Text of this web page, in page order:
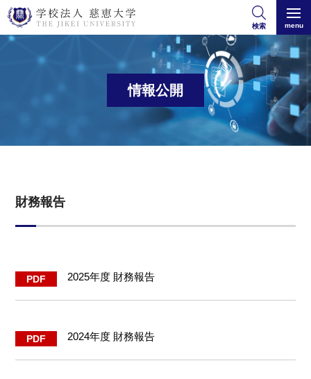
検索 menu
情報公開
財務報告
2025年度 財務報告
2024年度 財務報告